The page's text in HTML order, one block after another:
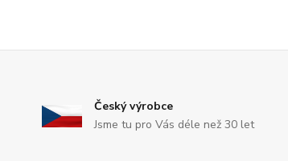
Český výrobce
Jsme tu pro Vás déle než 30 let